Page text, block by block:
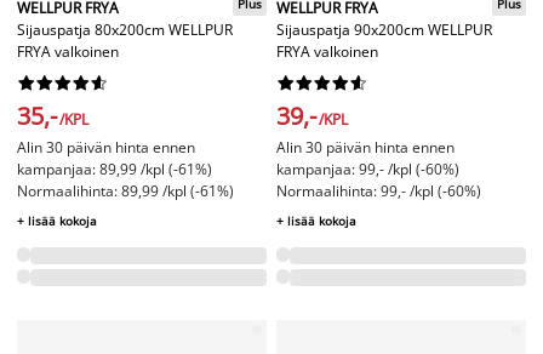
WELLPUR FRYA
Sijauspatja 80x200cm WELLPUR
FRYA valkoinen
Plus






35,-/KPL
Alin 30 päivän hinta ennen
kampanjaa: 89,99 /kpl (-61%)
Normaalihinta: 89,99 /kpl (-61%)
+ lisää kokoja
WELLPUR FRYA
Sijauspatja 90x200cm WELLPUR
FRYA valkoinen
Plus






39,-/KPL
Alin 30 päivän hinta ennen
kampanjaa: 99,- /kpl (-60%)
Normaalihinta: 99,- /kpl (-60%)
+ lisää kokoja